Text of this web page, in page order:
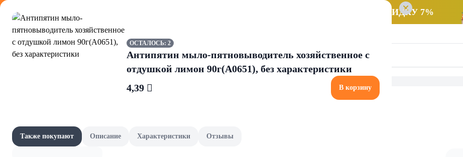
Оформляйте заказ НА САМОВЫВОЗ и получайте СКИДКУ 7%
Наши бренды
ОСТАЛОСЬ: 2
Антипятин мыло-пятновыводитель хозяйственное с
отдушкой лимон 90г(А0651), без характеристики
4,39 
В корзину
Также покупают Описание Характеристики Отзывы